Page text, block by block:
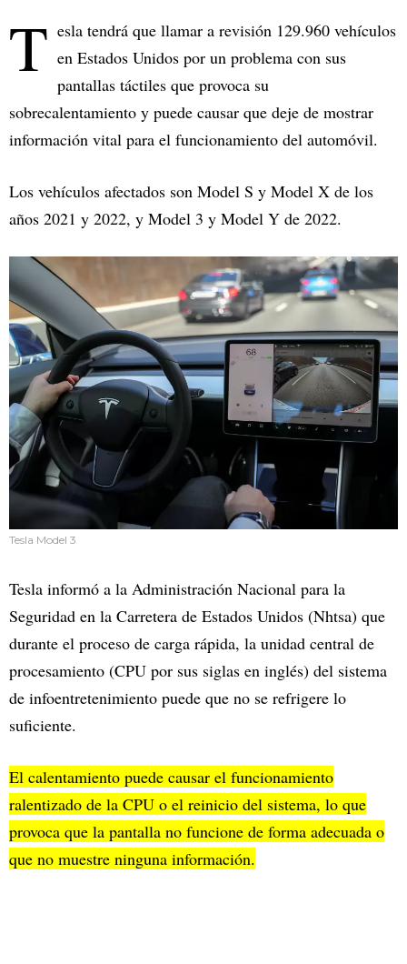
T esla tendrá que llamar a revisión 129.960 vehículos
en Estados Unidos por un problema con sus
pantallas táctiles que provoca su
sobrecalentamiento y puede causar que deje de mostrar
información vital para el funcionamiento del automóvil.
Los vehículos afectados son Model S y Model X de los
años 2021 y 2022, y Model 3 y Model Y de 2022.
Tesla Model 3
Tesla informó a la Administración Nacional para la
Seguridad en la Carretera de Estados Unidos (Nhtsa) que
durante el proceso de carga rápida, la unidad central de
procesamiento (CPU por sus siglas en inglés) del sistema
de infoentretenimiento puede que no se refrigere lo
suficiente.
El calentamiento puede causar el funcionamiento
ralentizado de la CPU o el reinicio del sistema, lo que
provoca que la pantalla no funcione de forma adecuada o
que no muestre ninguna información.